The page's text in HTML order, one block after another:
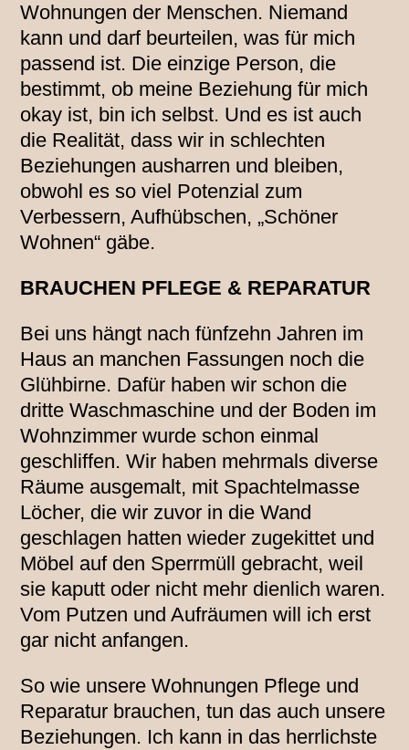
Wohnungen der Menschen. Niemand
kann und darf beurteilen, was für mich
passend ist. Die einzige Person, die
bestimmt, ob meine Beziehung für mich
okay ist, bin ich selbst. Und es ist auch
die Realität, dass wir in schlechten
Beziehungen ausharren und bleiben,
obwohl es so viel Potenzial zum
Verbessern, Aufhübschen, „Schöner
Wohnen“ gäbe.
BRAUCHEN PFLEGE & REPARATUR
Bei uns hängt nach fünfzehn Jahren im
Haus an manchen Fassungen noch die
Glühbirne. Dafür haben wir schon die
dritte Waschmaschine und der Boden im
Wohnzimmer wurde schon einmal
geschliffen. Wir haben mehrmals diverse
Räume ausgemalt, mit Spachtelmasse
Löcher, die wir zuvor in die Wand
geschlagen hatten wieder zugekittet und
Möbel auf den Sperrmüll gebracht, weil
sie kaputt oder nicht mehr dienlich waren.
Vom Putzen und Aufräumen will ich erst
gar nicht anfangen.
So wie unsere Wohnungen Pflege und
Reparatur brauchen, tun das auch unsere
Beziehungen. Ich kann in das herrlichste